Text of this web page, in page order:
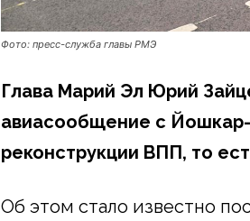
Фото: пресс-служба главы РМЭ
Глава Марий Эл Юрий
авиасообщение с
реконструкции ВПП, то
Об этом стало известно